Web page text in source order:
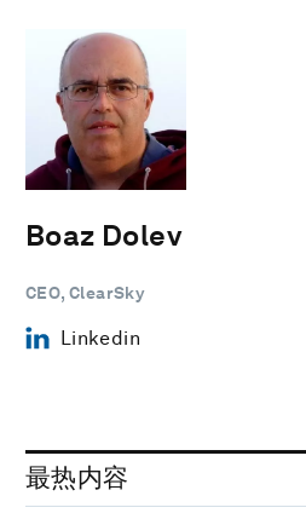
Boaz Dolev
CEO, ClearSky
Linkedin
最热内容